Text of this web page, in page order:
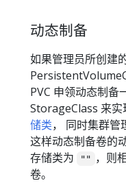
动态制备
如果管理员所创建
PVC 申领动态制备
StorageClass 来实
储类， 同时集群管
这样动态制备卷的
存储类为
"" ，则
卷。